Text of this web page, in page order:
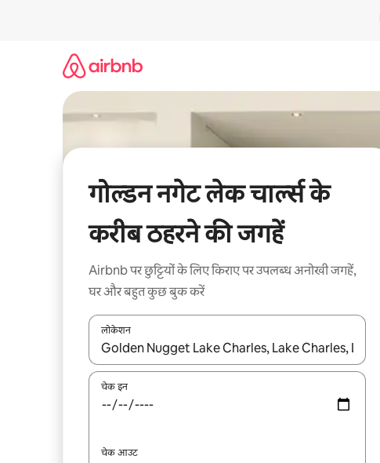
गोल्डन नगेट लेक चार्ल्स के
करीब ठहरने की जगहें
Airbnb पर छुट्टियों के लिए किराए पर उपलब्ध अनोखी जगहें,
घर और बहुत कुछ बुक करें
लोकेशन
नतीजों के उपलब्ध होने पर, अप और डाउन 'ऐरो की' का इस्तेमाल
चेक इन
चेक आउट